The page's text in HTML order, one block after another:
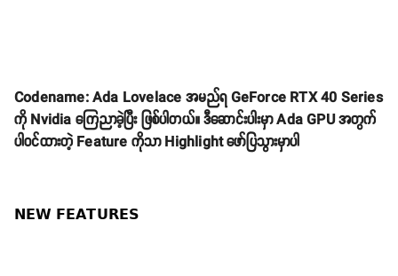
Codename: Ada Lovelace အမည်ရ GeForce RTX 40 Series
ကို Nvidia ကြေညာခဲ့ပြီး ဖြစ်ပါတယ်။ ဒီဆောင်းပါးမှာ Ada GPU အတွက်
ပါဝင်ထားတဲ့ Feature ကိုသာ Highlight ဖော်ပြသွားမှာပါ
𝗡𝗘𝗪 𝗙𝗘𝗔𝗧𝗨𝗥𝗘𝗦